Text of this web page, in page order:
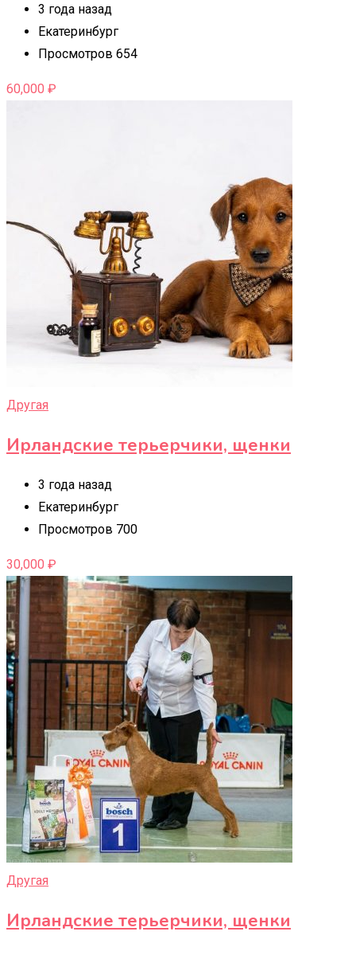
3 года назад
Екатеринбург
Просмотров 654
60,000 ₽
Другая
Ирландские терьерчики, щенки
3 года назад
Екатеринбург
Просмотров 700
30,000 ₽
Другая
Ирландские терьерчики, щенки